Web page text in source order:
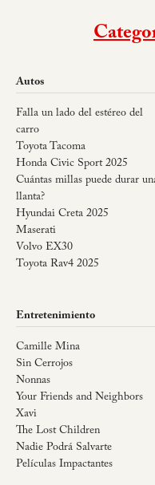
Autos
Falla un lado del estéreo del
carro
Toyota Tacoma
Honda Civic Sport 2025
Cuántas millas puede durar
llanta?
Hyundai Creta 2025
Maserati
Volvo EX30
Toyota Rav4 2025
Entretenimiento
Camille Mina
Sin Cerrojos
Nonnas
Your Friends and Neighbors
Xavi
The Lost Children
Nadie Podrá Salvarte
Películas Impactantes